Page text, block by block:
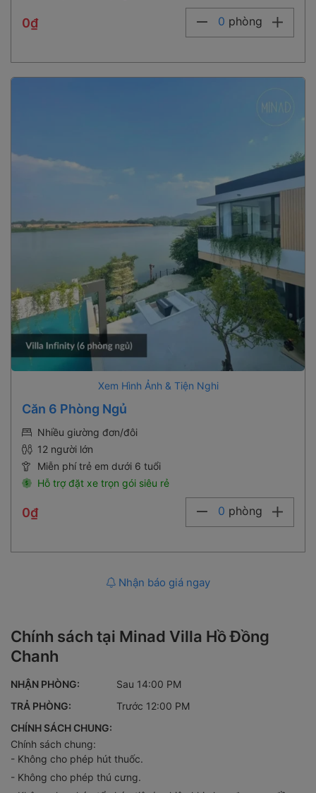
0₫ 0 phòng
Xem Hình Ảnh & Tiện Nghi
Căn 6 Phòng Ngủ
Nhiều giường đơn/đôi
12 người lớn
Miễn phí trẻ em dưới 6 tuổi
Hỗ trợ đặt xe trọn gói siêu rẻ
0₫ 0 phòng
Nhận báo giá ngay
Chính sách tại Minad Villa Hồ Đồng
Chanh
NHẬN PHÒNG:
Sau 14:00 PM
TRẢ PHÒNG:
Trước 12:00 PM
CHÍNH SÁCH CHUNG:
Chính sách chung:
- Không cho phép hút thuốc.
- Không cho phép thú cưng.